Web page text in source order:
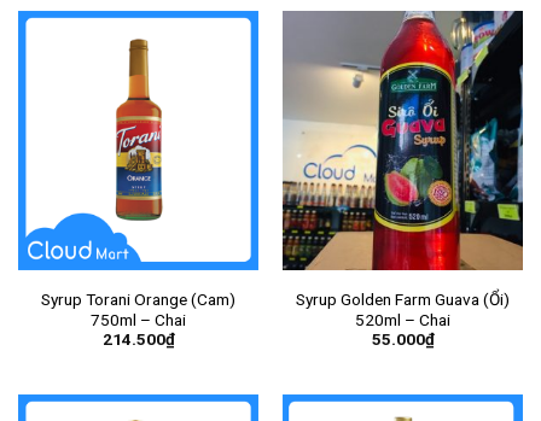
Syrup Torani Orange (Cam)
750ml – Chai
214.500₫
Syrup Golden Farm Guava (Ổi)
520ml – Chai
55.000₫